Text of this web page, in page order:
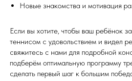
Новые знакомства и мотивация
Если вы хотите, чтобы ваш ребёнок
теннисом с удовольствием и видел
свяжитесь с нами для подробной
подберём оптимальную программу
сделать первый шаг к большим